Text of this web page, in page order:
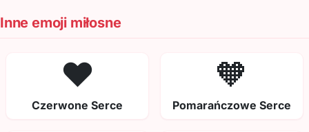
Inne emoji miłosne
❤️
Czerwone Serce
🧡
Pomarańczowe Serce